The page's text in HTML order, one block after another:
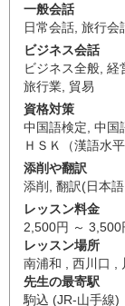
一般会話
日常会話, 旅行会
ビジネス会話
ビジネス全般, 経
旅行業, 貿易
資格対策
中国語検定, 中国
ＨＳＫ（漢語水平
添削や翻訳
添削 , 翻訳(日本
レッスン料金
2,500円 ～ 3,500
レッスン場所
南浦和 , 西川口 ,
先生の最寄駅
駒込 (JR-山手線